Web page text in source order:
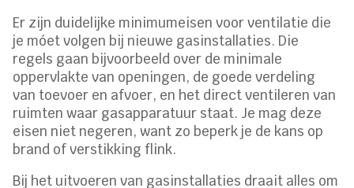
Er zijn duidelijke minimumeisen voor ventilatie die
je móet volgen bij nieuwe gasinstallaties. Die
regels gaan bijvoorbeeld over de minimale
oppervlakte van openingen, de goede verdeling
van toevoer en afvoer, en het direct ventileren van
ruimten waar gasapparatuur staat. Je mag deze
eisen niet negeren, want zo beperk je de kans op
brand of verstikking flink.
Bij het uitvoeren van gasinstallaties draait alles om